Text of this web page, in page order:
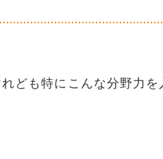
ども特にこんな分野力